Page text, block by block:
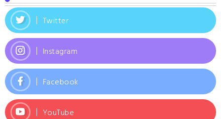
Twitter
Instagram
Facebook
YouTube